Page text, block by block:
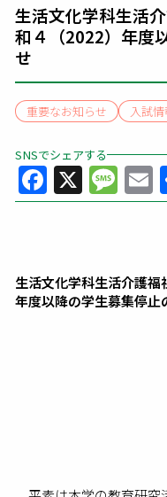
生活文化学科生活
和４（2022）年度
せ
重要なお知らせ 入試情
SNSでシェアする
X
生活文化学科生活介護福
年度以降の学生募集停止